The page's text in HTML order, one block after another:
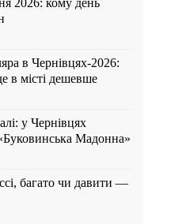
2026: кому день
в Чернівцях-2026:
в місті дешевше
у Чернівцях
Мадонна»
багато чи давити —